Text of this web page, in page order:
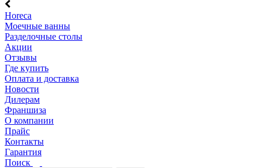
Horeca
Моечные ванны
Разделочные столы
Акции
Отзывы
Где купить
Оплата и доставка
Новости
Дилерам
Франшиза
О компании
Прайс
Контакты
Гарантия
Поиск